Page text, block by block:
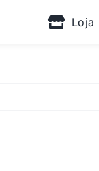
Loja